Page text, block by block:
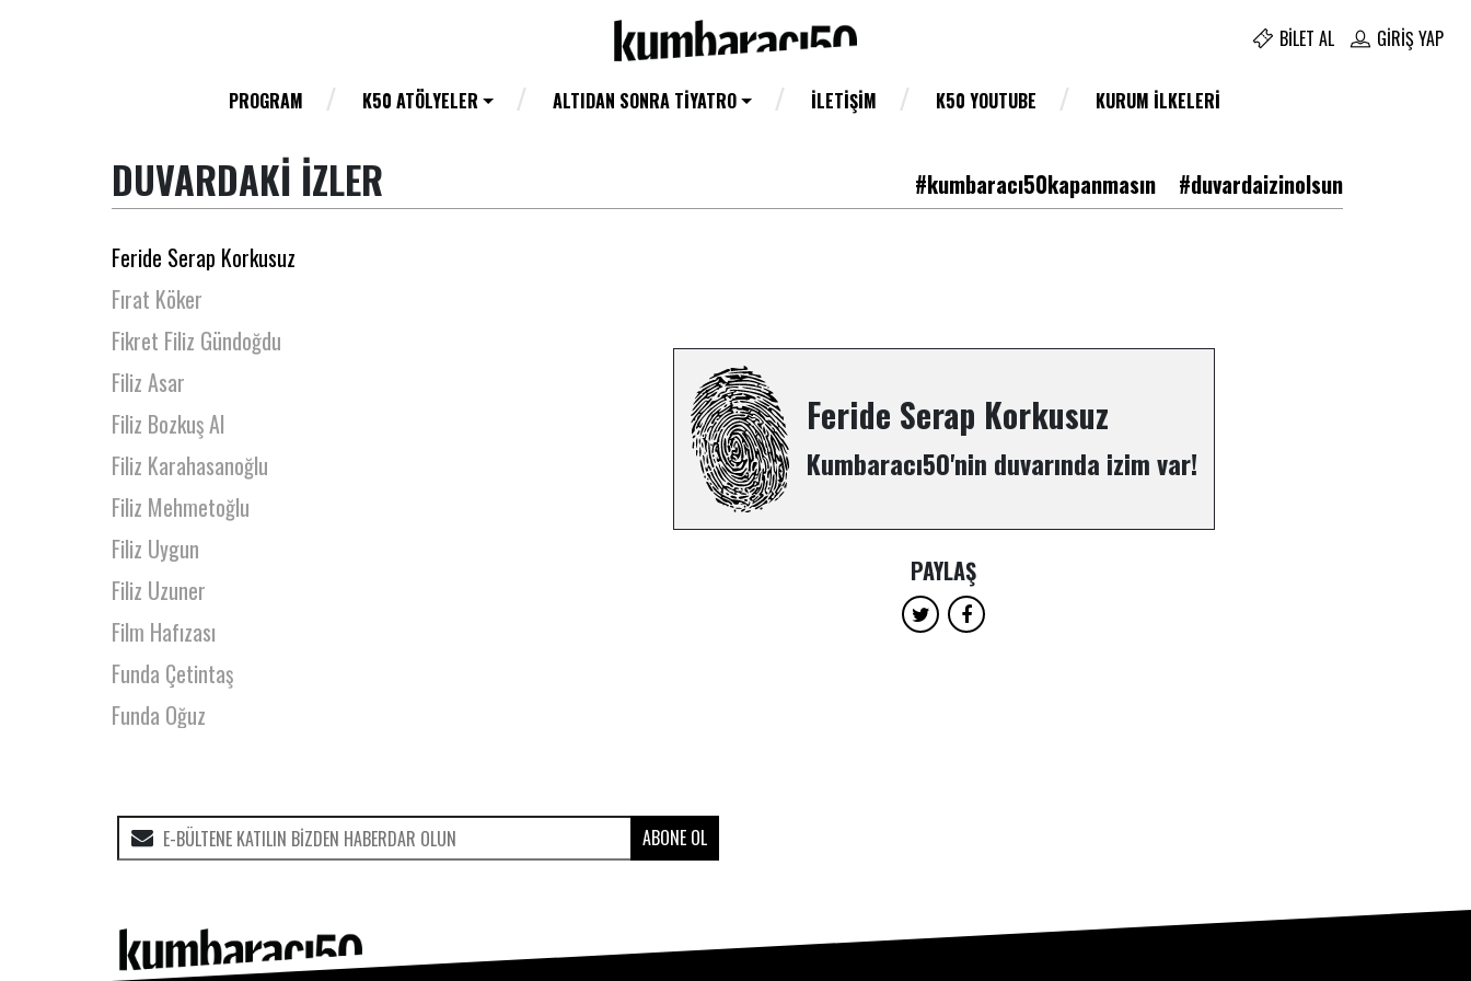
BILET AL GIRIŞ YAP
PROGRAM K50 ATÖLYELER ALTIDAN SONRA TIYATRO İLETIŞIM K50 YOUTUBE KURUM İLKELERI
DUVARDAKİ İZLER #kumbaracı50kapanmasın #duvardaizinolsun
Fatoş Sevinç Erbulak
Ferda Karıkoğlu
Feride Çetin
Feride Serap Korkusuz
Fırat Köker
Fikret Filiz Gündoğdu
Filiz Asar
Filiz Bozkuş Al
Filiz Karahasanoğlu
Filiz Mehmetoğlu
Filiz Uygun
Filiz Uzuner
Film Hafızası
Funda Çetintaş
Funda Oğuz
Gamze Gorur
Gencay Gedik Çoban
Gencer Özkazman
Feride Serap Korkusuz
Kumbaracı50'nin duvarında izim var!
PAYLAŞ
ABONE OL